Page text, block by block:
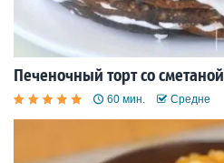
Печеночный торт со сметаной
60 мин. Средне